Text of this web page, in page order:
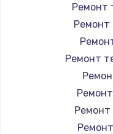
Ремонт
Ремонт
Ремонт
Ремонт